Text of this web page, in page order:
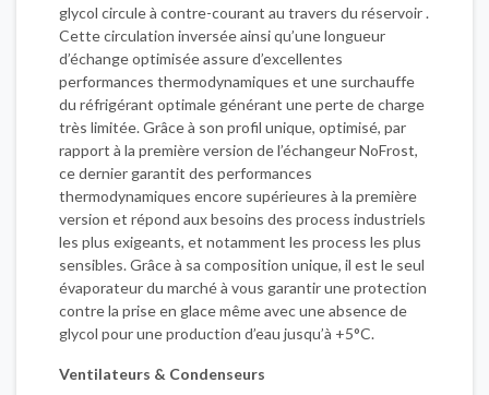
glycol circule à contre-courant au travers du réservoir .
Cette circulation inversée ainsi qu’une longueur
d’échange optimisée assure d’excellentes
performances thermodynamiques et une surchauffe
du réfrigérant optimale générant une perte de charge
très limitée. Grâce à son profil unique, optimisé, par
rapport à la première version de l’échangeur NoFrost,
ce dernier garantit des performances
thermodynamiques encore supérieures à la première
version et répond aux besoins des process industriels
les plus exigeants, et notamment les process les plus
sensibles. Grâce à sa composition unique, il est le seul
évaporateur du marché à vous garantir une protection
contre la prise en glace même avec une absence de
glycol pour une production d’eau jusqu’à +5°C.
Ventilateurs & Condenseurs